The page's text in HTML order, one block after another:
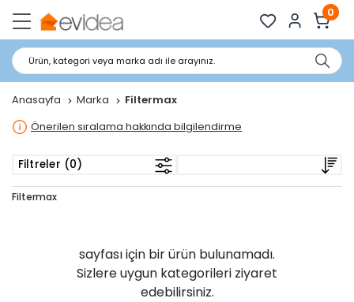
0
Ürün, kategori veya marka adı ile arayınız.
Anasayfa Marka Filtermax
Önerilen sıralama hakkında bilgilendirme
Filtreler (0)
Filtermax
sayfası için bir ürün bulunamadı.
Sizlere uygun kategorileri ziyaret
edebilirsiniz.